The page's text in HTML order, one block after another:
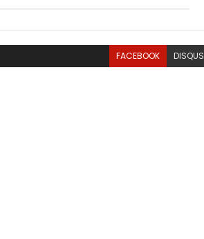
FACEBOOK DISQUS